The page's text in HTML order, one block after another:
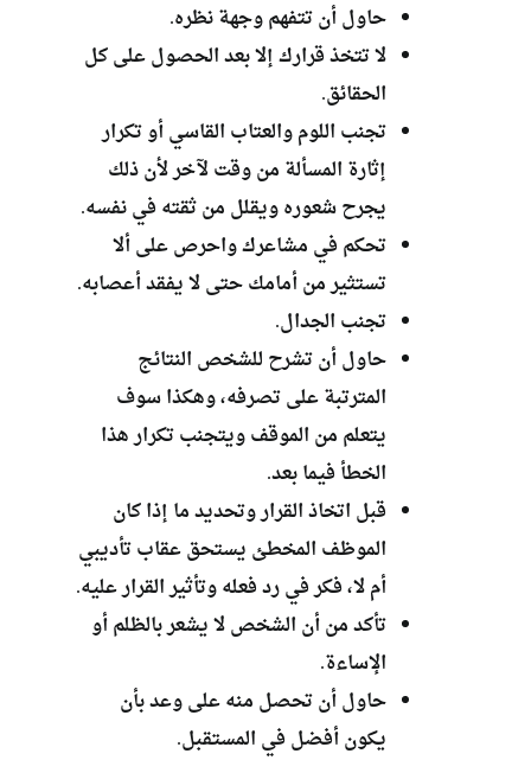
حاول أن تتفهم وجهة نظره.
لا تتخذ قرارك إلا بعد الحصول على كل
الحقائق.
تجنب اللوم والعتاب القاسي أو تكرار
إثارة المسألة من وقت لآخر لأن ذلك
يجرح شعوره ويقلل من ثقته في نفسه.
تحكم في مشاعرك واحرص على ألا
تستثير من أمامك حتى لا يفقد أعصابه.
تجنب الجدال.
حاول أن تشرح للشخص النتائج
المترتبة على تصرفه، وهكذا سوف
يتعلم من الموقف ويتجنب تكرار هذا
الخطأ فيما بعد.
قبل اتخاذ القرار وتحديد ما إذا كان
الموظف المخطئ يستحق عقاب تأديبي
أم لا، فكر في رد فعله وتأثير القرار عليه.
تأكد من أن الشخص لا يشعر بالظلم أو
الإساءة.
حاول أن تحصل منه على وعد بأن
يكون أفضل في المستقبل.